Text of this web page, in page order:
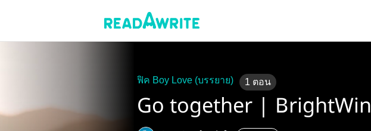
ฟิค Boy Love (บรรยาย) 1 ตอน
Go together | BrightWin